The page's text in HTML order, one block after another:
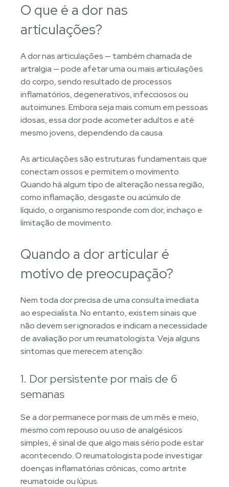
O que é a dor nas
articulações?
A dor nas articulações — também chamada de
artralgia — pode afetar uma ou mais articulações
do corpo, sendo resultado de processos
inflamatórios, degenerativos, infecciosos ou
autoimunes. Embora seja mais comum em pessoas
idosas, essa dor pode acometer adultos e até
mesmo jovens, dependendo da causa.
As articulações são estruturas fundamentais que
conectam ossos e permitem o movimento.
Quando há algum tipo de alteração nessa região,
como inflamação, desgaste ou acúmulo de
líquido, o organismo responde com dor, inchaço e
limitação de movimento.
Quando a dor articular é
motivo de preocupação?
Nem toda dor precisa de uma consulta imediata
ao especialista. No entanto, existem sinais que
não devem ser ignorados e indicam a necessidade
de avaliação por um reumatologista. Veja alguns
sintomas que merecem atenção:
1. Dor persistente por mais de 6
semanas
Se a dor permanece por mais de um mês e meio,
mesmo com repouso ou uso de analgésicos
simples, é sinal de que algo mais sério pode estar
acontecendo. O reumatologista pode investigar
doenças inflamatórias crônicas, como artrite
reumatoide ou lúpus.